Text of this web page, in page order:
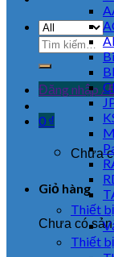
Đăng nhập /
0 ₫
Chưa
Giỏ hàng
Chưa có
Thiết
Thiết